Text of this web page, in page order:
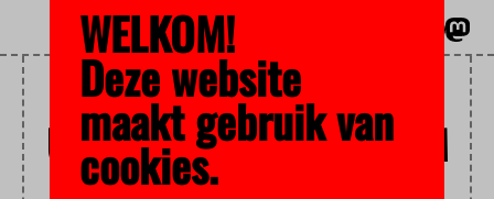
ISLAMITISCHE
UNIVERSITEIT ROTTERDAM
WELKOM!
Deze website
maakt gebruik van
cookies.